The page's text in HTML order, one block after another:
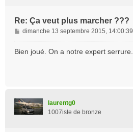
Re: Ça veut plus marcher ???
M
e
s
dimanche 13 septembre 2015, 14:00:39
Bien joué. On a notre expert serrure.
laurentg0
1007iste de bronze